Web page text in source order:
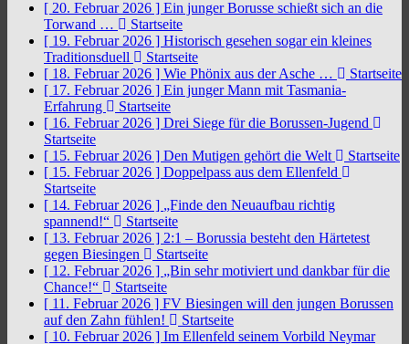
[ 20. Februar 2026 ] Ein junger Borusse schießt sich an die
Torwand …
Startseite
[ 19. Februar 2026 ] Historisch gesehen sogar ein kleines
Traditionsduell
Startseite
[ 18. Februar 2026 ] Wie Phönix aus der Asche …
Startseite
[ 17. Februar 2026 ] Ein junger Mann mit Tasmania-
Erfahrung
Startseite
[ 16. Februar 2026 ] Drei Siege für die Borussen-Jugend
Startseite
[ 15. Februar 2026 ] Den Mutigen gehört die Welt
Startseite
[ 15. Februar 2026 ] Doppelpass aus dem Ellenfeld
Startseite
[ 14. Februar 2026 ] „Finde den Neuaufbau richtig
spannend!“
Startseite
[ 13. Februar 2026 ] 2:1 – Borussia besteht den Härtetest
gegen Biesingen
Startseite
[ 12. Februar 2026 ] „Bin sehr motiviert und dankbar für die
Chance!“
Startseite
[ 11. Februar 2026 ] FV Biesingen will den jungen Borussen
auf den Zahn fühlen!
Startseite
[ 10. Februar 2026 ] Im Ellenfeld seinem Vorbild Neymar